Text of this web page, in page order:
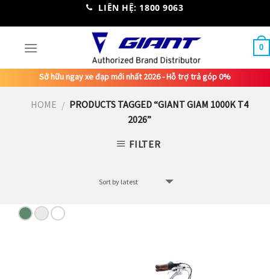
LIÊN HỆ: 1800 9063
0
Sở hữu ngay xe đạp mới nhất 2026 - Hỗ trợ trả góp 0%
HOME / PRODUCTS TAGGED “GIANT GIAM 1000K T4
2026”
FILTER